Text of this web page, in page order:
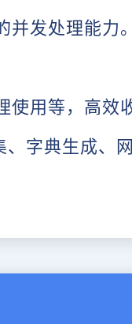
发处理能力。
用等，高效
字典生成、